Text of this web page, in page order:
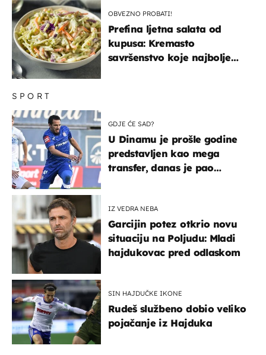
SPORT
GDJE ĆE SAD?
U Dinamu je prošle godine
predstavljen kao mega
transfer, danas je pao
IZ VEDRA NEBA
Garcijin potez otkrio novu
situaciju na Poljudu: Mladi
hajdukovac pred odlaskom
SIN HAJDUČKE IKONE
Rudeš službeno dobio veliko
pojačanje iz Hajduka
OBVEZNO PROBATI!
Prefina ljetna salata od
kupusa: Kremasto
savršenstvo koje najbolje